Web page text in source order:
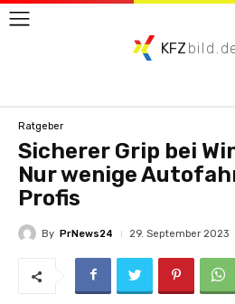
KFZ
Ratgeber
Sicherer Grip bei
Nur wenige
Profis
By PrNews24 29. September 2023